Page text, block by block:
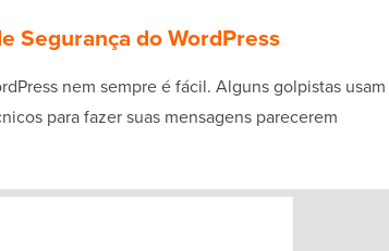
Segurança do WordPress
nem sempre é fácil. Alguns golpistas usam
para fazer suas mensagens parecerem